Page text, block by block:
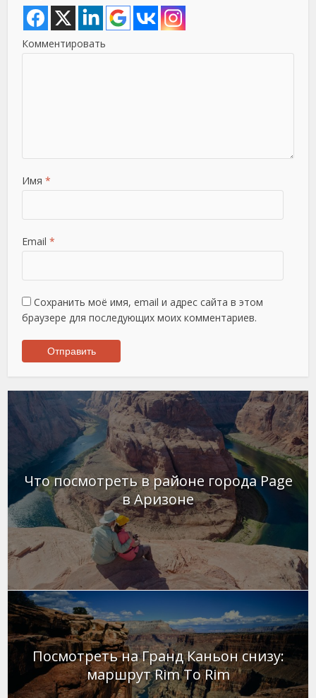
Комментировать
Имя *
Email *
Сохранить моё имя, email и адрес сайта в этом
браузере для последующих моих комментариев.
Что посмотреть в районе города Page
в Аризоне
Посмотреть на Гранд Каньон снизу:
маршрут Rim To Rim